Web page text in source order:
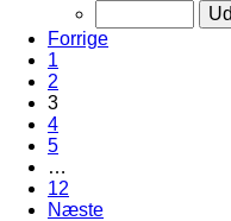
Forrige
1
2
3
4
5
…
12
Næste